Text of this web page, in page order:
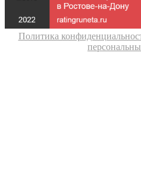
Политика